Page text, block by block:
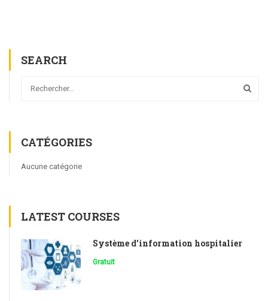
SEARCH
CATÉGORIES
Aucune catégorie
LATEST COURSES
Système d’information hospitalier
Gratuit